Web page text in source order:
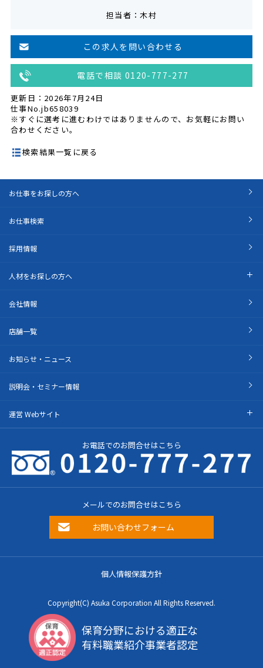
担当者：木村
この求人を問い合わせる
電話で相談 0120-777-277
更新日：2026年7月24日
仕事No.jb658039
※すぐに選考に進むわけではありませんので、お気軽にお問い
合わせください。
検索結果一覧に戻る
お仕事をお探しの方へ
お仕事検索
採用情報
人材をお探しの方へ
会社情報
店舗一覧
お知らせ・ニュース
説明会・セミナー情報
運営 Webサイト
お電話でのお問合せはこちら
メールでのお問合せはこちら
お問い合わせフォーム
個人情報保護方針
Copyright(C) Asuka Corporation All Rights Reserved.
保育分野における適正な
有料職業紹介事業者認定